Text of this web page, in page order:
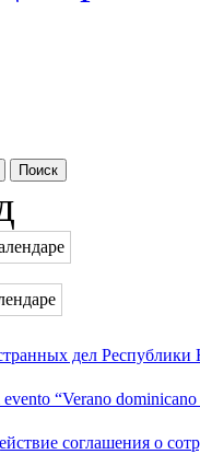
дел Республики
“Verano
соглашения о